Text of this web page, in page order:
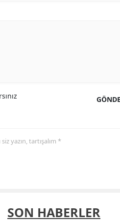
yazın, tartışalım *
SON HABERLER